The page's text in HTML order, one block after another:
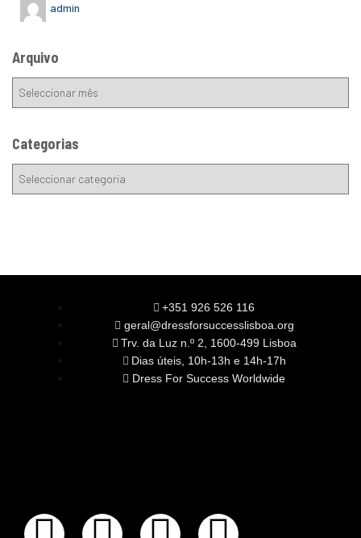
admin
Arquivo
Categorias
+351 926 526 116
geral@dressforsuccesslisboa.org
Trv. da Luz n.º 2, 1600-499 Lisboa
Dias úteis, 10h-13h e 14h-17h
Dress For Success Worldwide